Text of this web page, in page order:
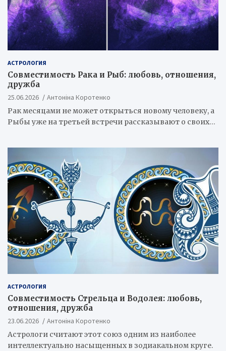
АСТРОЛОГИЯ
Совместимость Рака и Рыб: любовь, отношения,
дружба
25.06.2026
Антоніна Коротенко
Рак месяцами не может открыться новому человеку, а
Рыбы уже на третьей встречи рассказывают о своих…
АСТРОЛОГИЯ
Совместимость Стрельца и Водолея: любовь,
отношения, дружба
23.06.2026
Антоніна Коротенко
Астрологи считают этот союз одним из наиболее
интеллектуально насыщенных в зодиакальном круге.